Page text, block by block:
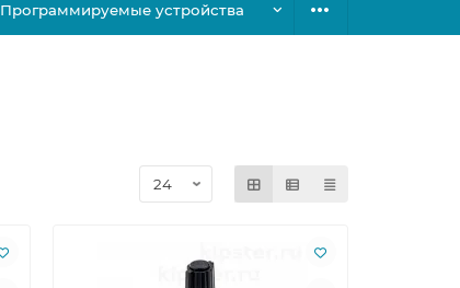
Программируемые устройства